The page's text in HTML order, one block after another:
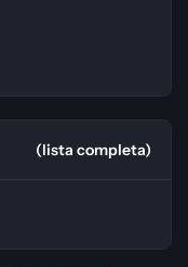
(lista completa)